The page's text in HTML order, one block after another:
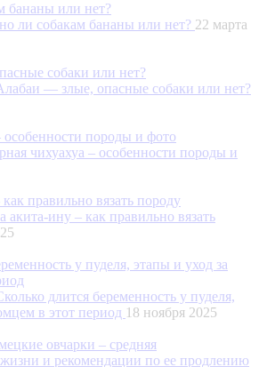
ли собакам бананы или нет? 22 марта
— злые, опасные собаки или нет?
чихуахуа – особенности породы и
акита-ину – как правильно вязать
длится беременность у пуделя,
в этот период 18 ноября 2025